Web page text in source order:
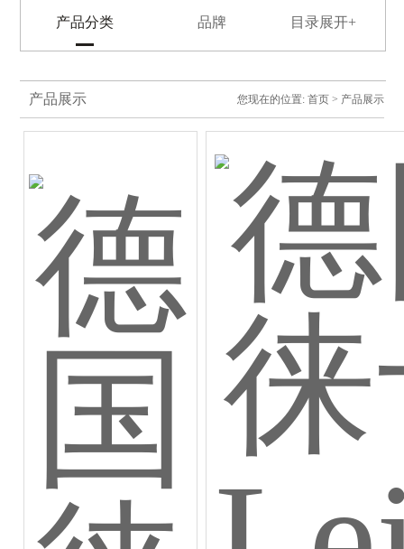
产品分类 品牌 目录展开+
产品展示 您现在的位置: 首页> 产品展示